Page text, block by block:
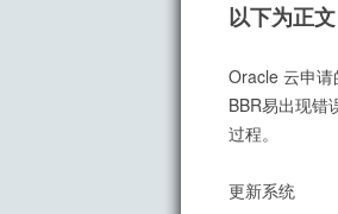
以下为正文
Oracle 云申
BBR易出现错
过程。
更新系统